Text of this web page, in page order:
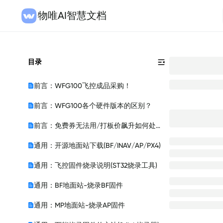
物唯AI智慧文档
目录
前言：WFG100飞控成品采购！
前言：WFG100各个硬件版本的区别？
前言：免费券无法用/打板价飙升如何处理？
通用：开源地面站下载(BF/INAV/AP/PX4)
通用：飞控固件烧录说明(ST32烧录工具)
通用：BF地面站-烧录BF固件
通用：MP地面站-烧录AP固件